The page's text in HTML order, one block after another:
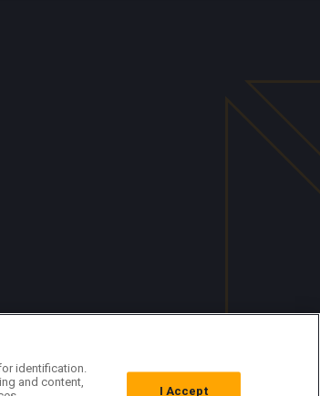
identification.
and content,
I Accept